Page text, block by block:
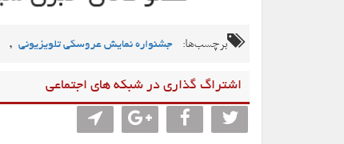
برچسب‌ها: جشنواره نمایش عروسکی تلویزیونی ,
اشتراگ گذاری در شبکه های اجتماعی